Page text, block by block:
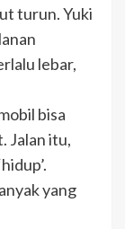
turun. Yuki
lebar,
bisa
Jalan itu,
yang